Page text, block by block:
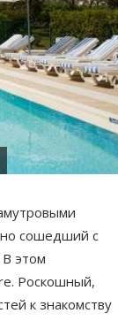
сошедший с
этом
Роскошный,
к знакомству